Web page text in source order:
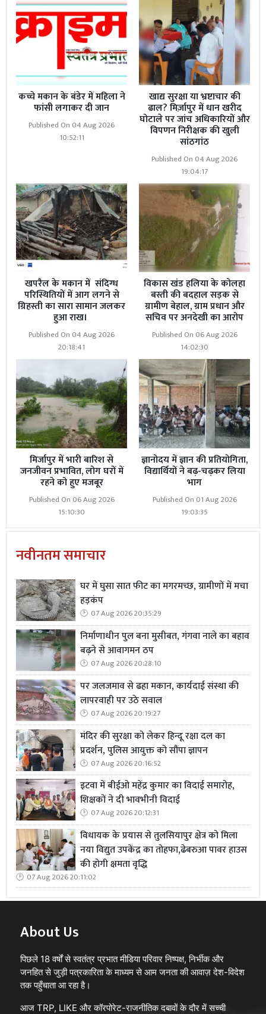
कच्चे मकान के बंडेर में महिला ने
फांसी लगाकर दी जान
Published On 04 Aug 2026
10:52:11
खाद्य सुरक्षा या भ्रष्टाचार की
ढाल? मिर्ज़ापुर में धान खरीद
घोटाले पर जांच अधिकारियों और
विपणन निरीक्षक की खुली
सांठगांठ
Published On 04 Aug 2026
19:04:17
खपरैल के मकान में संदिग्ध
परिस्थितियों में आग लगने से
ग्रिहस्ती का सारा सामान जलकर
हुआ राख।
Published On 04 Aug 2026
20:18:41
विकास खंड हलिया के कोलहा
बस्ती की बदहाल सड़क से
ग्रामीण बेहाल, ग्राम प्रधान और
सचिव पर अनदेखी का आरोप
Published On 06 Aug 2026
14:02:30
मिर्जापुर में भारी बारिश से
जनजीवन प्रभावित, लोग घरों में
रहने को हुए मजबूर
Published On 06 Aug 2026
15:10:30
ज्ञानोदय में ज्ञान की प्रतियोगिता,
विद्यार्थियों ने बढ़-चढ़कर लिया
भाग
Published On 01 Aug 2026
19:03:35
नवीनतम समाचार
घर में घुसा सात फीट का मगरमच्छ, ग्रामीणों में मचा
हड़कंप
07 Aug 2026 20:35:29
निर्माणाधीन पुल बना मुसीबत, गंगवा नाले का बहाव
बढ़ने से आवागमन ठप
07 Aug 2026 20:28:10
पर जलजमाव से ढहा मकान, कार्यदाई संस्था की
लापरवाही पर उठे सवाल
07 Aug 2026 20:19:27
मंदिर की सुरक्षा को लेकर हिन्दू रक्षा दल का
प्रदर्शन, पुलिस आयुक्त को सौंपा ज्ञापन
07 Aug 2026 20:16:52
इटवा में बीईओ महेंद्र कुमार का विदाई समारोह,
शिक्षकों ने दी भावभीनी विदाई
07 Aug 2026 20:12:31
विधायक के प्रयास से तुलसियापुर क्षेत्र को मिला
नया विद्युत उपकेंद्र का तोहफा,ढेबरुआ पावर हाउस
की होगी क्षमता वृद्धि
07 Aug 2026 20:11:02
About Us
पिछले 18 वर्षों से स्वतंत्र प्रभात मीडिया परिवार निष्पक्ष, निर्भीक और
जनहित से जुड़ी पत्रकारिता के माध्यम से आम जनता की आवाज़ देश-विदेश
तक पहुँचाता आ रहा है।
आज TRP, LIKE और कॉरपोरेट-राजनीतिक दबावों के दौर में सच्ची